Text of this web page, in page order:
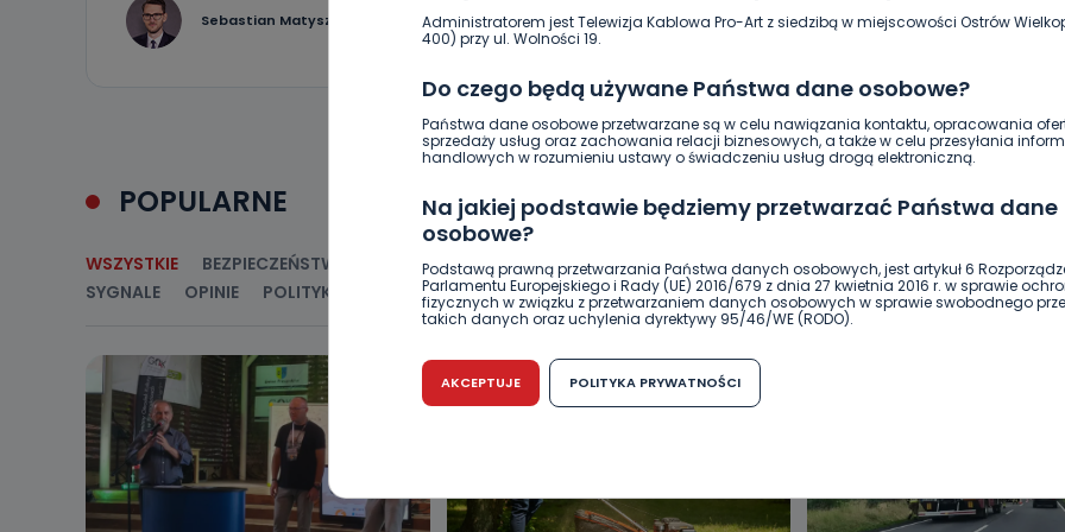
Administratorem jest Telewizja Kablowa Pro-Art z siedzibą w miejscowości Ostrów
400) przy ul. Wolności 19.
Do czego będą używane Państwa dane osobowe?
Państwa dane osobowe przetwarzane są w celu nawiązania kontaktu, opracowania
sprzedaży usług oraz zachowania relacji biznesowych, a także w celu przesyłania
handlowych w rozumieniu ustawy o świadczeniu usług drogą elektroniczną.
Na jakiej podstawie będziemy przetwarzać Państwa dane
osobowe?
Podstawą prawną przetwarzania Państwa danych osobowych, jest artykuł 6
Parlamentu Europejskiego i Rady (UE) 2016/679 z dnia 27 kwietnia 2016 r. w sprawie
fizycznych w związku z przetwarzaniem danych osobowych w sprawie swobodnego
takich danych oraz uchylenia dyrektywy 95/46/WE (RODO).
Czy jest możliwość cofnięcia zgody?
Podanie danych osobowych jest dobrowolne, nie jest wymogiem ustawowym lub
Kiedy i komu możemy przekazać Państwa dane?
AKCEPTUJE POLITYKA PRYWATNOŚCI
Sebastian Matyszczak 0
POPULARNE
WSZYSTKIE BEZPIECZEŃSTWO CIEKAWOSTKI EDUKACJA GOSPODARKA I FINANSE HISTORIA
SYGNALE
OPINIE POLITYKA RELIGIA SAMORZĄD ŚRODOWISKO WASZE INFO WSZYSTKICH ŚWIĘTYCH